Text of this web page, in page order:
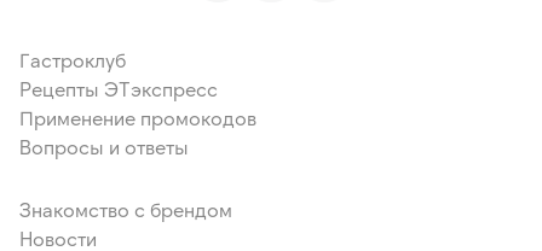
Гастроклуб
Рецепты ЭТэкспресс
Применение промокодов
Вопросы и ответы
Знакомство с брендом
Новости